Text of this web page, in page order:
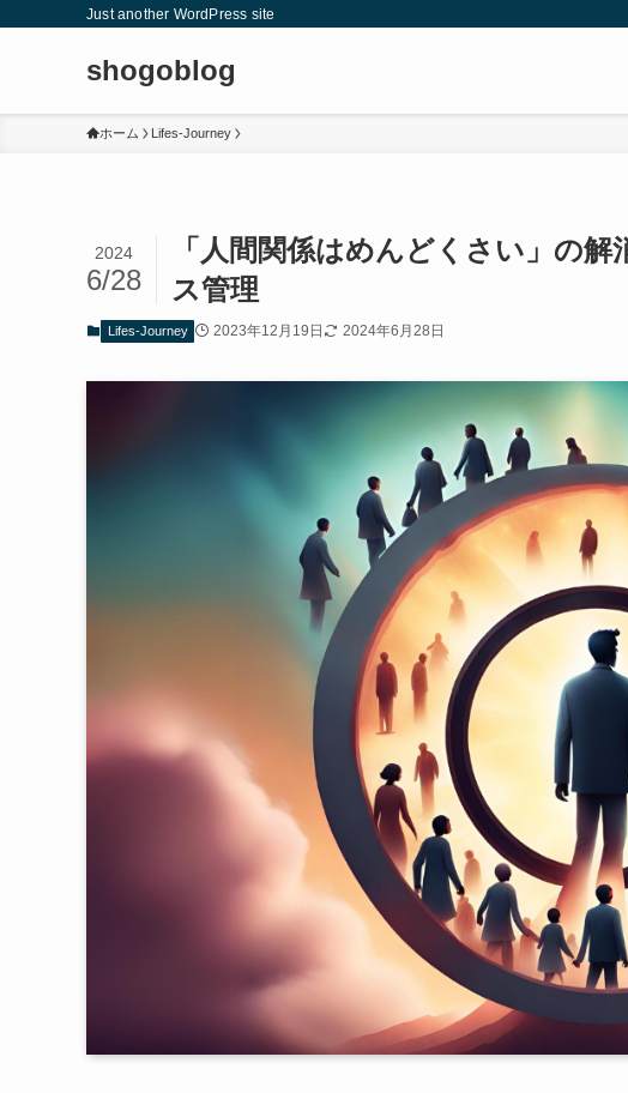
Just another WordPress site
shogoblog
ホーム Lifes-Journey
「人間関係はめんどくさい」の
ス管理
2024
6/28
Lifes-Journey 2023年12月19日 2024年6月28日